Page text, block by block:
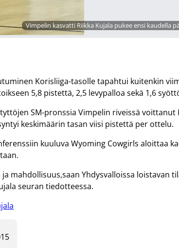
Vimpelin kasvatti Riikka Kujala pukee ensi kaudella
Korisliiga-tasolle tapahtui kuitenkin
5,8 pistettä, 2,5 levypalloa sekä 1,6
tyttöjen SM-pronssia Vimpelin riveissä
keskimäärin tasan viisi pistettä per ottelu.
kuuluva Wyoming Cowgirls aloittaa
ja mahdollisuus,saan Yhdysvalloissa loistavan
seuran tiedotteessa.